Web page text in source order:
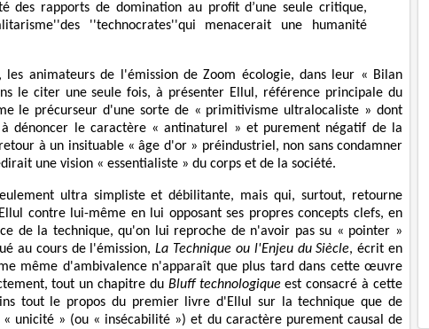
des rapports de domination au profit d’une seule critique,
''technocrates''qui menacerait une humanité
les animateurs de l'émission de Zoom écologie, dans leur « Bilan
le citer une seule fois, à présenter Ellul, référence principale du
le précurseur d'une sorte de « primitivisme ultralocaliste » dont
dénoncer le caractère « antinaturel » et purement négatif de la
à un insituable « âge d'or » préindustriel, non sans condamner
une vision « essentialiste » du corps et de la société.
ultra simpliste et débilitante, mais qui, surtout, retourne
contre lui-même en lui opposant ses propres concepts clefs, en
de la technique, qu'on lui reproche de n'avoir pas su « pointer »
au cours de l'émission,La Technique ou l'Enjeu du Siècle, écrit en
même d'ambivalence n'apparaît que plus tard dans cette œuvre
tout un chapitre du Bluff technologiqueest consacré à cette
tout le propos du premier livre d'Ellul sur la technique que de
unicité » (ou « insécabilité ») et du caractère purement causal de